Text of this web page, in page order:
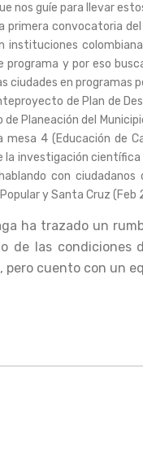
nos guíe para llevar
primera convocatoria
instituciones
y por eso
ciudades en programas
de Plan de
Planeación del
mesa 4 (Educación de
investigación
con
y Santa Cruz (Feb
ha trazado un
de las condiciones
pero cuento con un